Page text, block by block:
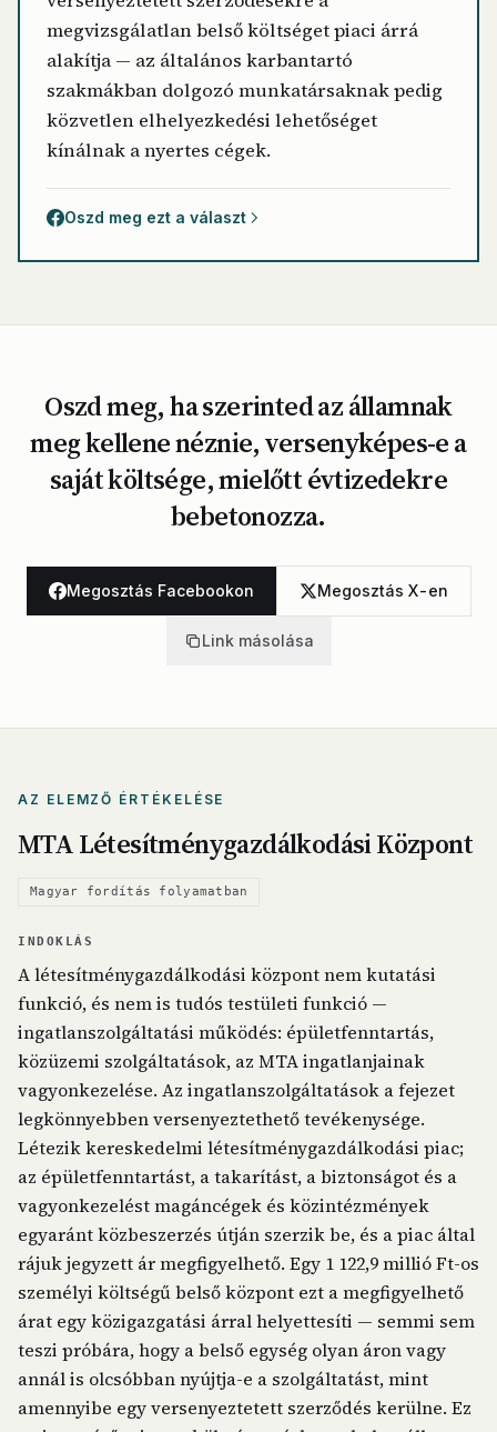
megvizsgálatlan belső költséget piaci árrá
alakítja — az általános karbantartó
szakmákban dolgozó munkatársaknak pedig
közvetlen elhelyezkedési lehetőséget
kínálnak a nyertes cégek.
Oszd meg ezt a választ
Oszd meg, ha szerinted az államnak
meg kellene néznie, versenyképes-e a
saját költsége, mielőtt évtizedekre
bebetonozza.
Megosztás Facebookon Megosztás X-en
Link másolása
AZ ELEMZŐ ÉRTÉKELÉSE
MTA Létesítménygazdálkodási Központ
Magyar fordítás folyamatban
INDOKLÁS
A létesítménygazdálkodási központ nem kutatási
funkció, és nem is tudós testületi funkció —
ingatlanszolgáltatási működés: épületfenntartás,
közüzemi szolgáltatások, az MTA ingatlanjainak
vagyonkezelése. Az ingatlanszolgáltatások a fejezet
legkönnyebben versenyeztethető tevékenysége.
Létezik kereskedelmi létesítménygazdálkodási piac;
az épületfenntartást, a takarítást, a biztonságot és a
vagyonkezelést magáncégek és közintézmények
egyaránt közbeszerzés útján szerzik be, és a piac által
rájuk jegyzett ár megfigyelhető. Egy 1 122,9 millió Ft-os
személyi költségű belső központ ezt a megfigyelhető
árat egy közigazgatási árral helyettesíti — semmi sem
teszi próbára, hogy a belső egység olyan áron vagy
annál is olcsóbban nyújtja-e a szolgáltatást, mint
amennyibe egy versenyeztetett szerződés kerülne. Ez